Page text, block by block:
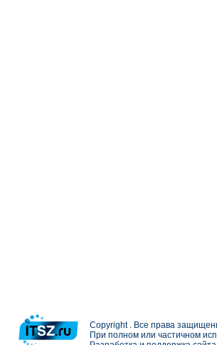
Copyright . Все права
При полном или частичном